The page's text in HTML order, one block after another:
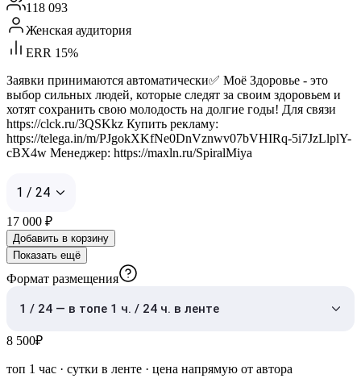
118 093
Женская аудитория
ERR 15%
Заявки принимаются автоматически✅ Моё Здоровье - это
выбор сильных людей, которые следят за своим здоровьем и
хотят сохранить свою молодость на долгие годы! Для связи
https://clck.ru/3QSKkz Купить рекламу:
https://telega.in/m/PJgokXKfNe0DnVznwv07bVHIRq-5i7JzLlplY-
cBX4w Менеджер: https://maxln.ru/SpiralMiya
1 / 24
17 000 ₽
Добавить в корзину
Показать ещё
Формат размещения
1 / 24 — в топе 1 ч. / 24 ч. в ленте
8 500₽
топ 1 час · сутки в ленте · цена напрямую от автора